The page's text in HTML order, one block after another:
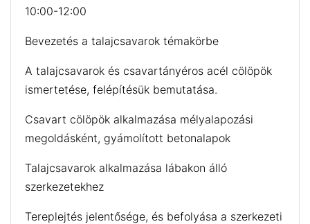
10:00-12:00
Bevezetés a talajcsavarok témakörbe
A talajcsavarok és csavartányéros acél cölöpök
ismertetése, felépítésük bemutatása.
Csavart cölöpök alkalmazása mélyalapozási
megoldásként, gyámolított betonalapok
Talajcsavarok alkalmazása lábakon álló
szerkezetekhez
Tereplejtés jelentősége, és befolyása a szerkezeti